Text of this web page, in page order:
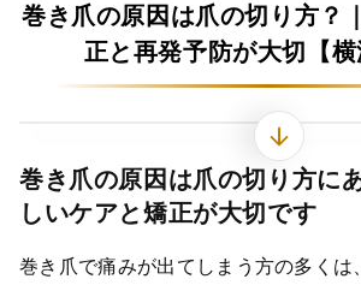
巻き爪の原因は爪の切り方？
正と再発予防が大切【横
巻き爪の原因は爪の切り方に
しいケアと矯正が大切です
巻き爪で痛みが出てしまう方の多くは